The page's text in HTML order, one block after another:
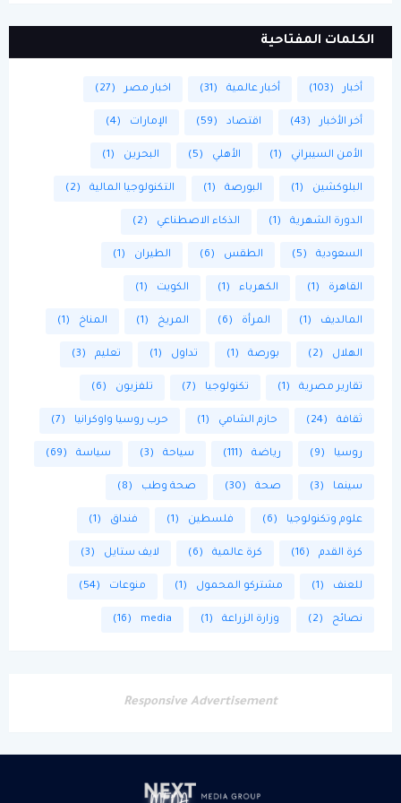
الكلمات المفتاحية
أخبار (103) أخبار عالمية (31) اخبار مصر (27)
أخر الأخبار (43) اقتصاد (59) الإمارات (4)
الأمن السيبراني (1) الأهلي (5) البحرين (1)
البلوكشين (1) البورصة (1) التكنولوجيا المالية (2)
الدورة الشهرية (1) الذكاء الاصطناعي (2)
السعودية (5) الطقس (6) الطيران (1)
القاهرة (1) الكهرباء (1) الكويت (1)
المالديف (1) المرأة (6) المريخ (1) المناخ (1)
الهلال (2) بورصة (1) تداول (1) تعليم (3)
تقارير مصرية (1) تكنولوجيا (7) تلفزيون (6)
ثقافة (24) حازم الشامي (1) حرب روسيا واوكرانيا (7)
روسيا (9) رياضة (111) سياحة (3) سياسة (69)
سينما (3) صحة (30) صحة وطب (8)
علوم وتكنولوجيا (6) فلسطين (1) فنداق (1)
كرة القدم (16) كرة عالمية (6) لايف ستايل (3)
للعنف (1) مشتركو المحمول (1) منوعات (54)
نصائح (2) وزارة الزراعة (1)
media
(16)
Responsive Advertisement